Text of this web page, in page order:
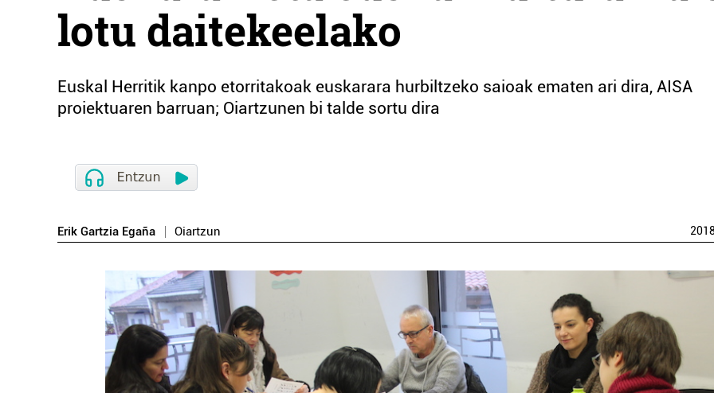
lotu daitekeelako
Euskal Herritik kanpo etorritakoak euskarara hurbiltzeko saioak ematen ari dira, AISA
proiektuaren barruan; Oiartzunen bi talde sortu dira
Erik Gartzia Egaña Oiartzun